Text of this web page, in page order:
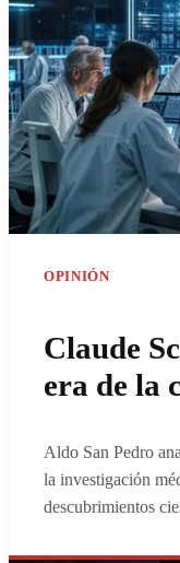
OPINIÓN
Claude
era de la
Aldo San Pedro
la investigación
descubrimientos